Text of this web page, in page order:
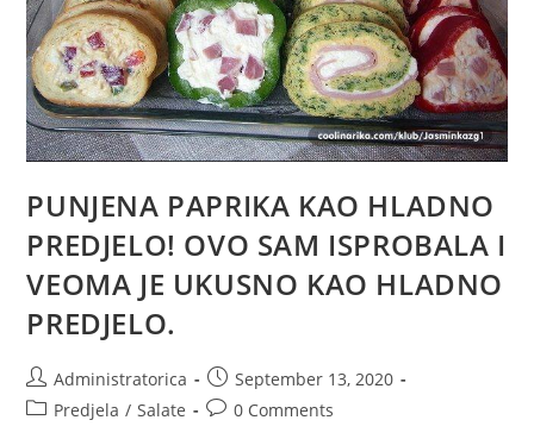
PUNJENA PAPRIKA KAO HLADNO
PREDJELO! OVO SAM ISPROBALA I
VEOMA JE UKUSNO KAO HLADNO
PREDJELO.
Post
author:
Administratorica
Post
published:
September 13, 2020
PostPredjela / Salate
Post0 Comments